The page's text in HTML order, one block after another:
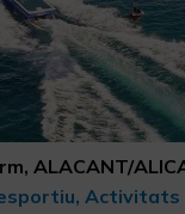
ALACANT/
Activitats